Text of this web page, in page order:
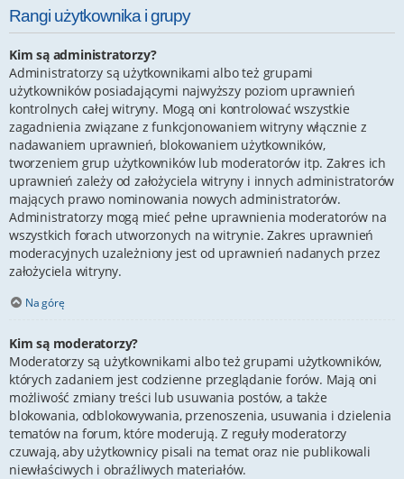
Rangi użytkownika i grupy
Kim są administratorzy?
Administratorzy są użytkownikami albo też grupami
użytkowników posiadającymi najwyższy poziom uprawnień
kontrolnych całej witryny. Mogą oni kontrolować wszystkie
zagadnienia związane z funkcjonowaniem witryny włącznie z
nadawaniem uprawnień, blokowaniem użytkowników,
tworzeniem grup użytkowników lub moderatorów itp. Zakres ich
uprawnień zależy od założyciela witryny i innych administratorów
mających prawo nominowania nowych administratorów.
Administratorzy mogą mieć pełne uprawnienia moderatorów na
wszystkich forach utworzonych na witrynie. Zakres uprawnień
moderacyjnych uzależniony jest od uprawnień nadanych przez
założyciela witryny.
Na górę
Kim są moderatorzy?
Moderatorzy są użytkownikami albo też grupami użytkowników,
których zadaniem jest codzienne przeglądanie forów. Mają oni
możliwość zmiany treści lub usuwania postów, a także
blokowania, odblokowywania, przenoszenia, usuwania i dzielenia
tematów na forum, które moderują. Z reguły moderatorzy
czuwają, aby użytkownicy pisali na temat oraz nie publikowali
niewłaściwych i obraźliwych materiałów.